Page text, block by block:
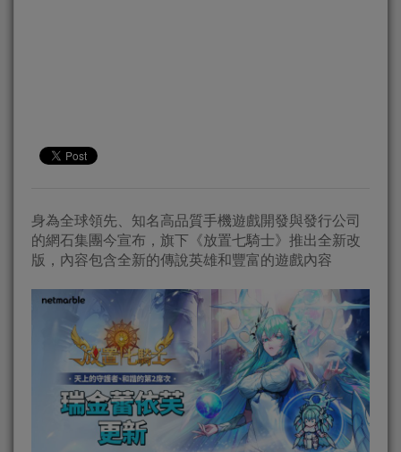
身為全球領先、知名高品質手機遊戲開發與發行公司
的網石集團今宣布，旗下《放置七騎士》推出全新改
版，內容包含全新的傳說英雄和豐富的遊戲內容